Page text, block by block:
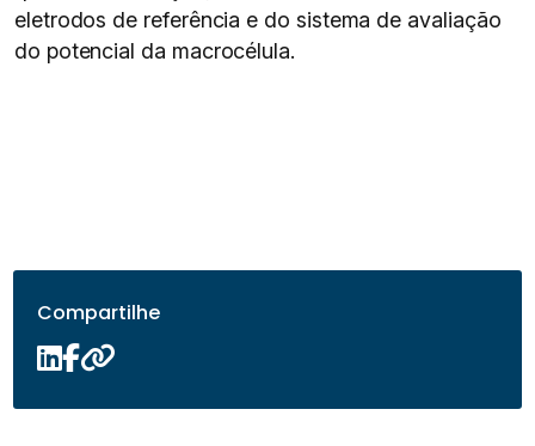
eletrodos de referência e do sistema de avaliação
do potencial da macrocélula.
Compartilhe